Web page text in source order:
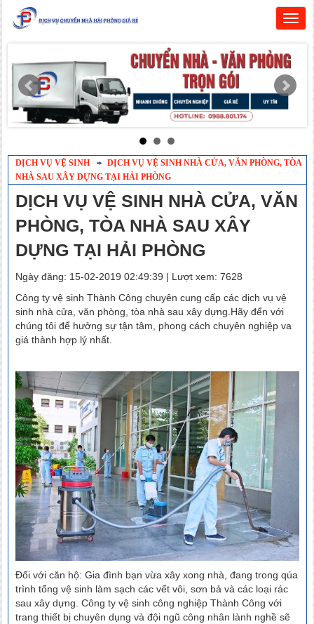
DỊCH VỤ VỆ SINH
DỊCH VỤ VỆ SINH NHÀ CỬA, VĂN PHÒNG, TÒA
NHÀ SAU XÂY DỰNG TẠI HẢI PHÒNG
DỊCH VỤ VỆ SINH NHÀ CỬA, VĂN
PHÒNG, TÒA NHÀ SAU XÂY
DỰNG TẠI HẢI PHÒNG
Ngày đăng: 15-02-2019 02:49:39 | Lượt xem: 7628
Công ty vệ sinh Thành Công chuyên cung cấp các dịch vụ vệ
sinh nhà cửa, văn phòng, tòa nhà sau xây dựng.Hãy đển với
chúng tôi để hưởng sự tận tâm, phong cách chuyên nghiệp va
giá thành hợp lý nhất.
Đối với căn hộ: Gia đình bạn vừa xây xong nhà, đang trong qúa
trình tổng vệ sinh làm sạch các vết vôi, sơn bả và các loại rác
sau xây dựng. Công ty vệ sinh công nghiệp Thành Công với
trang thiết bị chuyên dụng và đội ngũ công nhân lành nghề sẽ